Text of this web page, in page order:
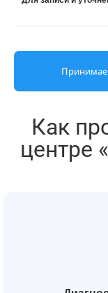
Как
центре